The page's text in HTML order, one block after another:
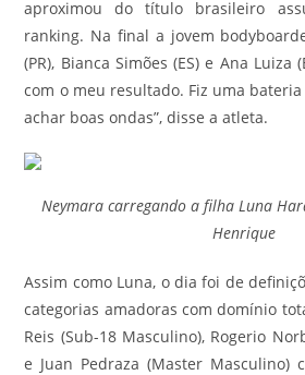
aproximou do título brasileiro
ranking. Na final a jovem
(PR), Bianca Simões (ES) e Ana Luiza
com o meu resultado. Fiz uma
achar boas ondas”, disse a atleta.
Neymara carregando a filha Luna
Henrique
Assim como Luna, o dia foi de
categorias amadoras com domínio
Reis (Sub-18 Masculino), Rogerio
e Juan Pedraza (Master Masculino)